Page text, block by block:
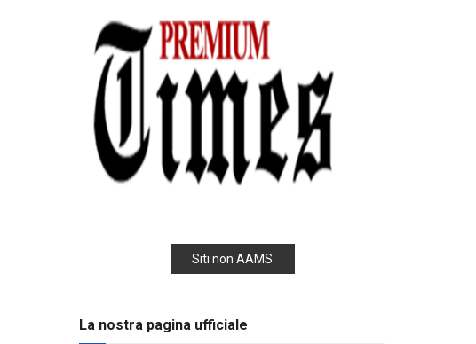
Siti non AAMS
La nostra pagina ufficiale